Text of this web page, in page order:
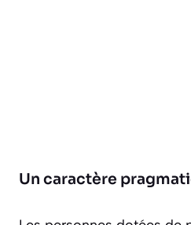
Un caractère